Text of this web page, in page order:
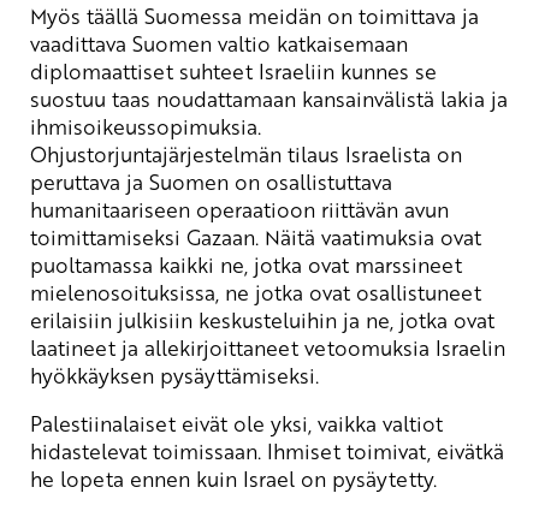
Myös täällä Suomessa meidän on toimittava ja
vaadittava Suomen valtio katkaisemaan
diplomaattiset suhteet Israeliin kunnes se
suostuu taas noudattamaan kansainvälistä lakia ja
ihmisoikeussopimuksia.
Ohjustorjuntajärjestelmän tilaus Israelista on
peruttava ja Suomen on osallistuttava
humanitaariseen operaatioon riittävän avun
toimittamiseksi Gazaan. Näitä vaatimuksia ovat
puoltamassa kaikki ne, jotka ovat marssineet
mielenosoituksissa, ne jotka ovat osallistuneet
erilaisiin julkisiin keskusteluihin ja ne, jotka ovat
laatineet ja allekirjoittaneet vetoomuksia Israelin
hyökkäyksen pysäyttämiseksi.
Palestiinalaiset eivät ole yksi, vaikka valtiot
hidastelevat toimissaan. Ihmiset toimivat, eivätkä
he lopeta ennen kuin Israel on pysäytetty.